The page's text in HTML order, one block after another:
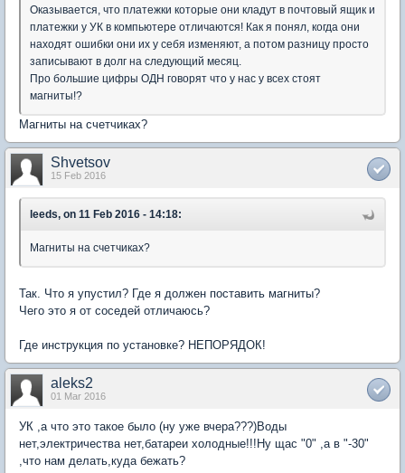
Оказывается, что платежки которые они кладут в почтовый ящик и
платежки у УК в компьютере отличаются! Как я понял, когда они
находят ошибки они их у себя изменяют, а потом разницу просто
записывают в долг на следующий месяц.
Про большие цифры ОДН говорят что у нас у всех стоят
магниты!?
Магниты на счетчиках?
Shvetsov
15 Feb 2016
leeds, on 11 Feb 2016 - 14:18:
Магниты на счетчиках?
Так. Что я упустил? Где я должен поставить магниты?
Чего это я от соседей отличаюсь?
Где инструкция по установке? НЕПОРЯДОК!
aleks2
01 Mar 2016
УК ,а что это такое было (ну уже вчера???)Воды
нет,электричества нет,батареи холодные!!!Ну щас "0" ,а в "-30"
,что нам делать,куда бежать?